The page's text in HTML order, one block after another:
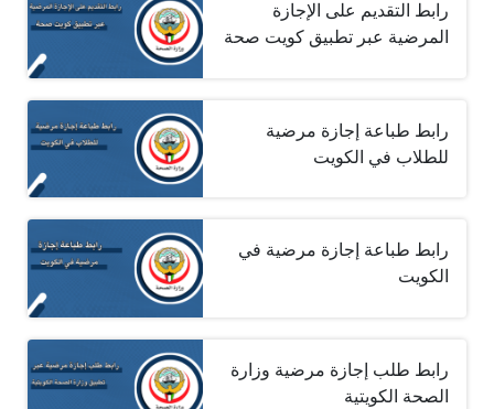
رابط التقديم على الإجازة
المرضية عبر تطبيق كويت صحة
رابط طباعة إجازة مرضية
للطلاب في الكويت
رابط طباعة إجازة مرضية في
الكويت
رابط طلب إجازة مرضية وزارة
الصحة الكويتية